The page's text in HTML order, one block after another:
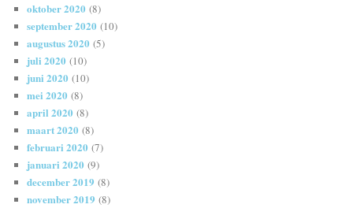
oktober 2020 (8)
september 2020 (10)
augustus 2020 (5)
juli 2020 (10)
juni 2020 (10)
mei 2020 (8)
april 2020 (8)
maart 2020 (8)
februari 2020 (7)
januari 2020 (9)
december 2019 (8)
november 2019 (8)